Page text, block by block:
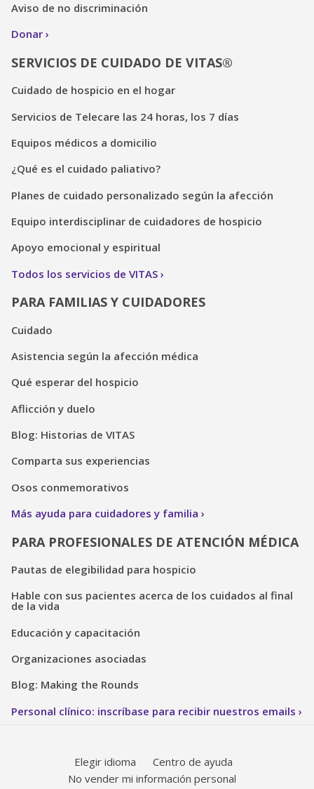
Aviso de no discriminación
Donar
SERVICIOS DE CUIDADO DE VITAS®
Cuidado de hospicio en el hogar
Servicios de Telecare las 24 horas, los 7 días
Equipos médicos a domicilio
¿Qué es el cuidado paliativo?
Planes de cuidado personalizado según la afección
Equipo interdisciplinar de cuidadores de hospicio
Apoyo emocional y espiritual
Todos los servicios de VITAS
PARA FAMILIAS Y CUIDADORES
Cuidado
Asistencia según la afección médica
Qué esperar del hospicio
Aflicción y duelo
Blog: Historias de VITAS
Comparta sus experiencias
Osos conmemorativos
Más ayuda para cuidadores y familia
PARA PROFESIONALES DE ATENCIÓN MÉDICA
Pautas de elegibilidad para hospicio
Hable con sus pacientes acerca de los cuidados al final
de la vida
Educación y capacitación
Organizaciones asociadas
Blog: Making the Rounds
Personal clínico: inscríbase para recibir nuestros emails
Elegir idioma
Centro de ayuda
No vender mi información personal